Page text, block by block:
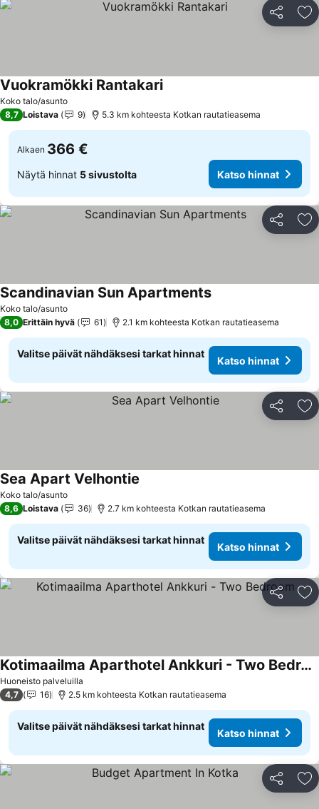
Jaa
Koko talo/asunto
Vuokramökki Rantakari
8,7 Loistava 9 5.3 km kohteesta Kotkan rautatieasema
Alkaen 366 €
Näytä hinnat 5 sivustolta Katso hinnat
Jaa
Koko talo/asunto
Scandinavian Sun Apartments
8,0 Erittäin hyvä 61 2.1 km kohteesta Kotkan rautatieasema
Valitse päivät nähdäksesi tarkat hinnat
Katso hinnat
Jaa
Koko talo/asunto
Sea Apart Velhontie
8,6 Loistava 36 2.7 km kohteesta Kotkan rautatieasema
Valitse päivät nähdäksesi tarkat hinnat
Katso hinnat
Jaa
Huoneisto palveluilla
Kotimaailma Aparthotel Ankkuri - Two Bedroom
4,7 16 2.5 km kohteesta Kotkan rautatieasema
Valitse päivät nähdäksesi tarkat hinnat
Katso hinnat
Jaa